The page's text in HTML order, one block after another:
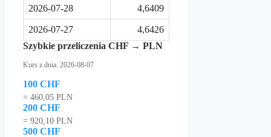
2026-07-28 4,6409
2026-07-27
4,6426
Szybkie przeliczenia CHF → PLN
Kurs z dnia: 2026-08-07
100 CHF
= 460,05 PLN
200 CHF
= 920,10 PLN
500 CHF